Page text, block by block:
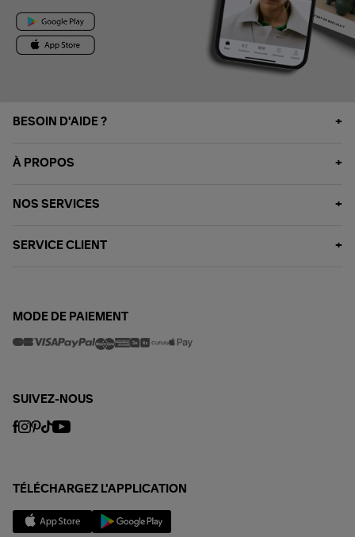
BESOIN D'AIDE ?
À PROPOS
NOS SERVICES
SERVICE CLIENT
MODE DE PAIEMENT
SUIVEZ-NOUS
TÉLÉCHARGEZ L'APPLICATION